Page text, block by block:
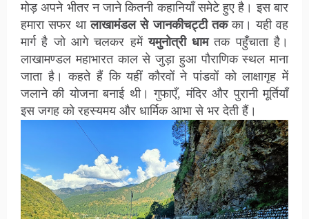
मोड़ अपने भीतर न जाने कितनी कहानियाँ समेटे हुए है।इस बार
हमारा सफर थालाखामंडल से जानकीचट्टी तकका। यही वह
मार्ग है जो आगे चलकर हमेंयमुनोत्री धामतक पहुँचाता है।
लाखामण्डलमहाभारत काल से जुड़ा हुआ पौराणिक स्थल माना
जाता है। कहते हैं कि यहीं कौरवों ने पांडवों को लाक्षागृह में
जलाने की योजना बनाई थी। गुफाएँ, मंदिर और पुरानी मूर्तियाँ
इस जगह को रहस्यमय और धार्मिक आभा से भर देती हैं।